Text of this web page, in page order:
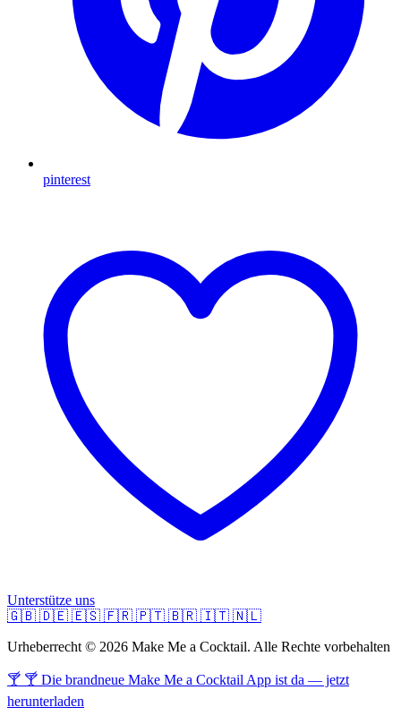
pinterest
Unterstütze uns
🇬🇧 🇩🇪 🇪🇸 🇫🇷 🇵🇹 🇧🇷 🇮🇹 🇳🇱
Urheberrecht © 2026 Make Me a Cocktail. Alle Rechte vorbehalten
🍸 🍸 Die brandneue Make Me a Cocktail App ist da — jetzt
herunterladen